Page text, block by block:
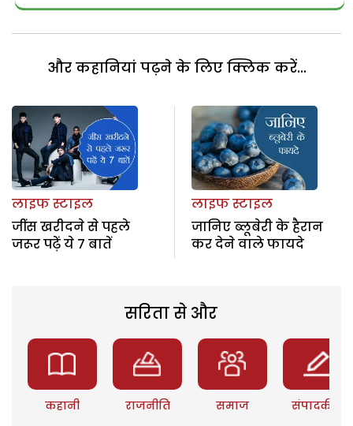
और कहानियां पढ़ने के लिए क्लिक करें...
लाइफ स्टाइल
जींस खरीदने से पहले
जरूर पढ़ें ये 7 बातें
लाइफ स्टाइल
जानिए ब्लूबेरी के हैरान
कर देने वाले फायदे
सरिता से और
कहानी राजनीति समाज संपादकीय